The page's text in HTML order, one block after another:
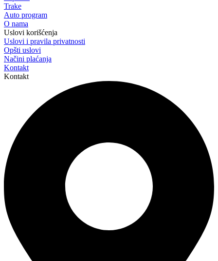
Trake
Auto program
O nama
Uslovi korišćenja
Uslovi i pravila privatnosti
Opšti uslovi
Načini plaćanja
Kontakt
Kontakt